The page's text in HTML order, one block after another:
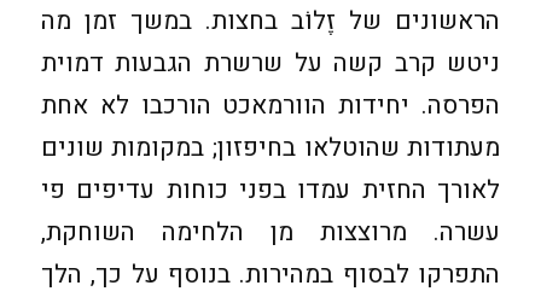
הראשונים של זֶלוֹב בחצות. במשך זמן מה
ניטש קרב קשה על שרשרת הגבעות דמוית
הפרסה. יחידות הוורמאכט הורכבו לא אחת
מעתודות שהוטלאו בחיפזון; במקומות שונים
לאורך החזית עמדו בפני כוחות עדיפים פי
עשרה. מרוצצות מן הלחימה השוחקת,
התפרקו לבסוף במהירות. בנוסף על כך, הלך